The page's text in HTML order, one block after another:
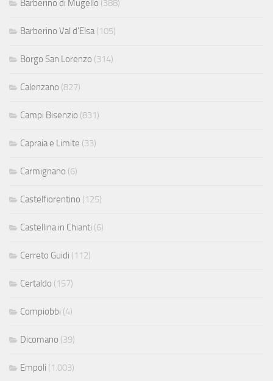
Barberino di Mugello (388)
Barberino Val d'Elsa(105)
Borgo San Lorenzo (314)
Calenzano (827)
Campi Bisenzio (831)
Capraia e Limite (33)
Carmignano (6)
Castelfiorentino (125)
Castellina in Chianti (6)
Cerreto Guidi (112)
Certaldo (157)
Compiobbi (4)
Dicomano (39)
Empoli (1.003)